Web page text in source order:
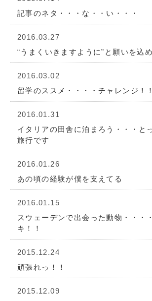
記事のネタ・・・な・・い・・・
2016.03.27
“うまくいきますように”と願いを込
2016.03.02
留学のススメ・・・・チャレンジ！！
2016.01.31
イタリアの田舎に泊まろう・・・と
旅行です
2016.01.26
あの頃の経験が僕を支えてる
2016.01.15
スウェーデンで出会った動物・・・
キ！！
2015.12.24
頑張れっ！！
2015.12.09